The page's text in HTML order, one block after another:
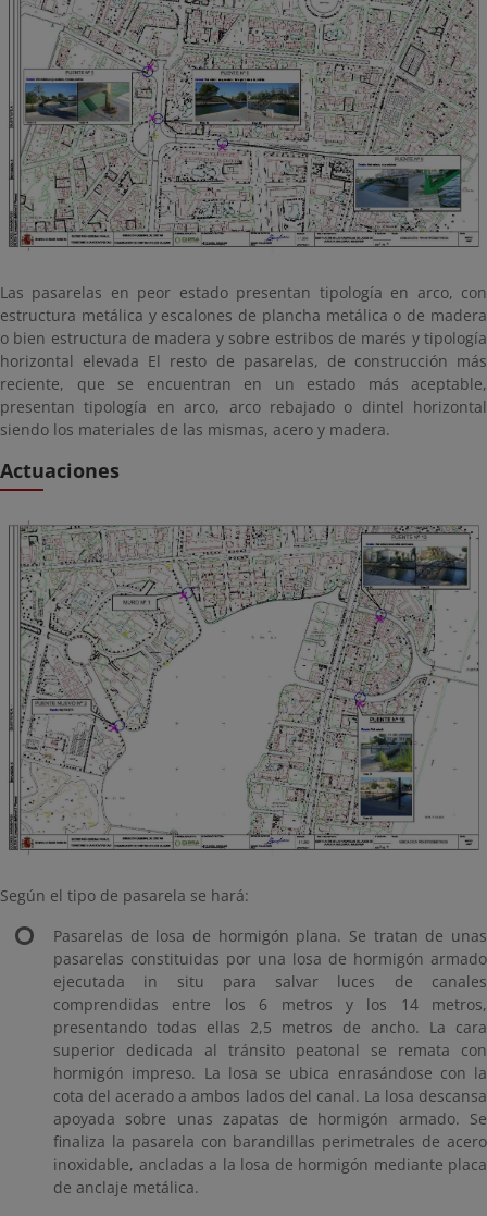
Las pasarelas en peor estado presentan tipología en arco, con
estructura metálica y escalones de plancha metálica o de madera
o bien estructura de madera y sobre estribos de marés y tipología
horizontal elevada El resto de pasarelas, de construcción más
reciente, que se encuentran en un estado más aceptable,
presentan tipología en arco, arco rebajado o dintel horizontal
siendo los materiales de las mismas, acero y madera.
Actuaciones
Según el tipo de pasarela se hará:
Pasarelas de losa de hormigón plana. Se tratan de unas
pasarelas constituidas por una losa de hormigón armado
ejecutada in situ para salvar luces de canales
comprendidas entre los 6 metros y los 14 metros,
presentando todas ellas 2,5 metros de ancho. La cara
superior dedicada al tránsito peatonal se remata con
hormigón impreso. La losa se ubica enrasándose con la
cota del acerado a ambos lados del canal. La losa descansa
apoyada sobre unas zapatas de hormigón armado. Se
finaliza la pasarela con barandillas perimetrales de acero
inoxidable, ancladas a la losa de hormigón mediante placa
de anclaje metálica.